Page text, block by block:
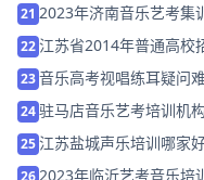
21 2023年济南音乐艺考集
22江苏省2014年普通高校
注意事项
23音乐高考视唱练耳疑问
24驻马店音乐艺考培训机
25江苏盐城声乐培训哪家
制」
26 2023年临沂艺考音乐培